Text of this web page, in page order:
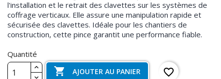
l'installation et le retrait des clavettes sur les systèmes de
coffrage verticaux. Elle assure une manipulation rapide et
sécurisée des clavettes. Idéale pour les chantiers de
construction, cette pince garantit une performance fiable.
Quantité
 AJOUTER AU PANIER favorite_border